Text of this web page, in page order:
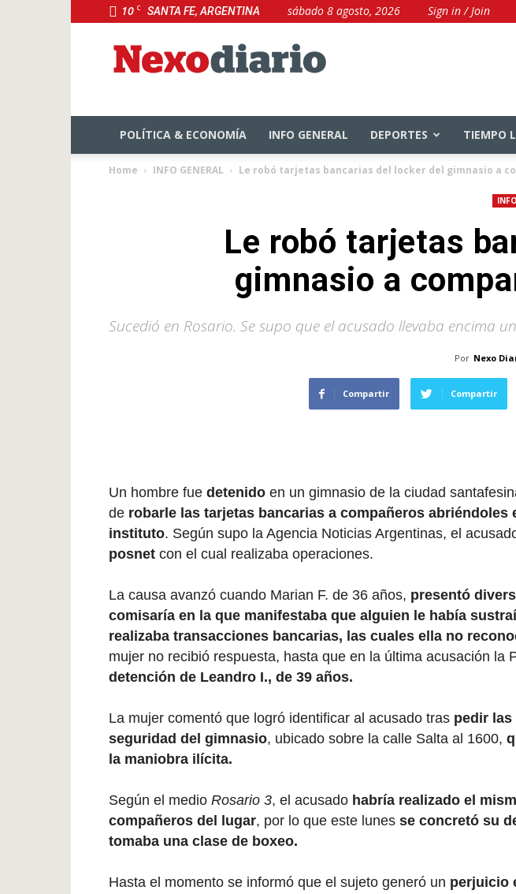
10 C SANTA FE, ARGENTINA sábado 8 agosto, 2026
Sign in / Join
POLÍTICA & ECONOMÍA INFO GENERAL DEPORTES TIEMPO
Home INFO GENERAL Le robó tarjetas bancarias del locker del gimnasio a
Le robó tarjetas
gimnasio a
Sucedió en Rosario. Se supo que el acusado llevaba encima
Por Nexo
Compartir Compartir
Un hombre fue detenido en un gimnasio de la ciudad
de robarle las tarjetas bancarias a compañeros abriéndoles
instituto. Según supo la Agencia Noticias Argentinas, el
posnet con el cual realizaba operaciones.
La causa avanzó cuando Marian F. de 36 años, presentó
comisaría en la que manifestaba que alguien le había
realizaba transacciones bancarias, las cuales ella no
mujer no recibió respuesta, hasta que en la última acusación la
detención de Leandro I., de 39 años.
La mujer comentó que logró identificar al acusado tras pedir las
seguridad del gimnasio, ubicado sobre la calle Salta al 1600,
la maniobra ilícita.
Según el medio Rosario 3, el acusado habría realizado el
compañeros del lugar, por lo que este lunes se concretó su
tomaba una clase de boxeo.
Hasta el momento se informó que el sujeto generó un perjuicio